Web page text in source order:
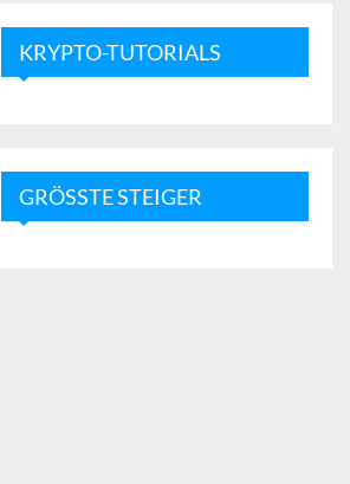
KRYPTO-TUTORIALS
GRÖSSTE STEIGER